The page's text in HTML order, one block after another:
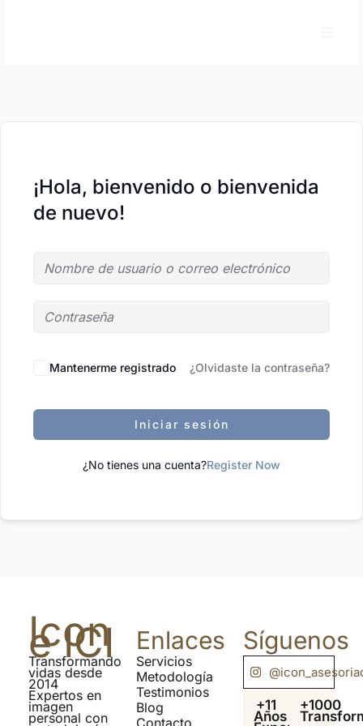
¡Hola, bienvenido o bienvenida
de nuevo!
Mantenerme registrado ¿Olvidaste la contraseña?
Iniciar sesión
¿No tienes una cuenta?Register Now
Icon
e ICI
Transformando
vidas desde
2014
Expertos en
imagen
personal con
Enlaces
Servicios
Metodología
Testimonios
Blog
Contacto
Síguenos
+11
Años
+1000